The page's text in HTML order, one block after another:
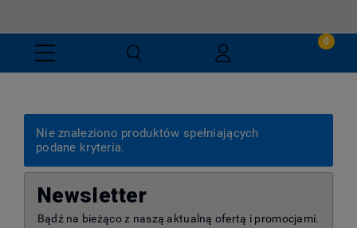
Nie znaleziono produktów spełniających
podane kryteria.
Newsletter
Bądź na bieżąco z naszą aktualną ofertą i promocjami.